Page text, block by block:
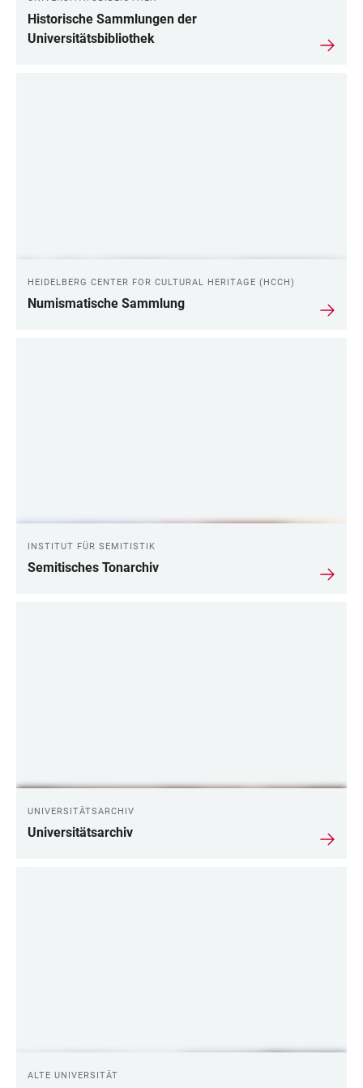
Historische Sammlungen der
Universitätsbibliothek
HEIDELBERG CENTER FOR CULTURAL HERITAGE (HCCH)
Numismatische Sammlung
INSTITUT FÜR SEMITISTIK
Semitisches Tonarchiv
UNIVERSITÄTSARCHIV
Universitätsarchiv
ALTE UNIVERSITÄT